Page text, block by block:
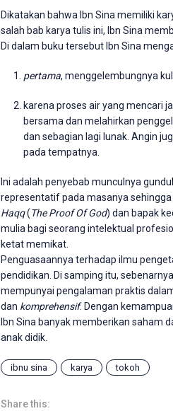
Dikatakan bahwa Ibn Sina memiliki
salah bab karya tulis ini, Ibn Sina
Di dalam buku tersebut Ibn Sina
pertama, menggelembungnya
karena proses air yang mencari
bersama dan melahirkan
dan sebagian lagi lunak. Angin
pada tempatnya.
Ini adalah penyebab munculnya
representatif pada masanya
Haqq(The Proof Of God) dan bapak
mulia bagi seorang intelektual
ketat memikat.
Penguasaannya terhadap ilmu
pendidikan. Di samping itu,
mempunyai pengalaman praktis
dan komprehensif. Dengan
Ibn Sina banyak memberikan saham
anak didik.
ibnu sina karya tokoh
Share this: